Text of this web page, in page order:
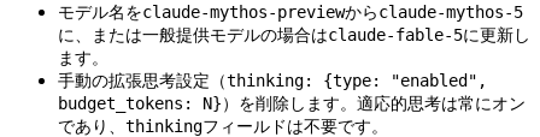
モデル名をclaude-mythos-previewからclaude-mythos-5
に、または一般提供モデルの場合はclaude-fable-5に更新し
ます。
手動の拡張思考設定（thinking: {type: "enabled",
budget_tokens: N}）を削除します。適応的思考は常にオン
であり、 thinkingフィールドは不要です。